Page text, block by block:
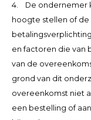
4. De ondernemer
hoogte stellen of de
en factoren die van
van de
grond van dit
overeenkomst niet
een bestelling of